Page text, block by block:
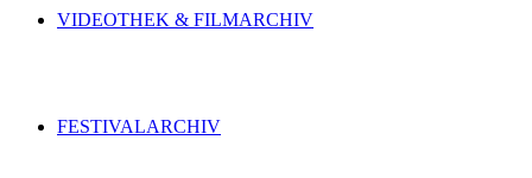
VIDEOTHEK & FILMARCHIV
FESTIVALARCHIV